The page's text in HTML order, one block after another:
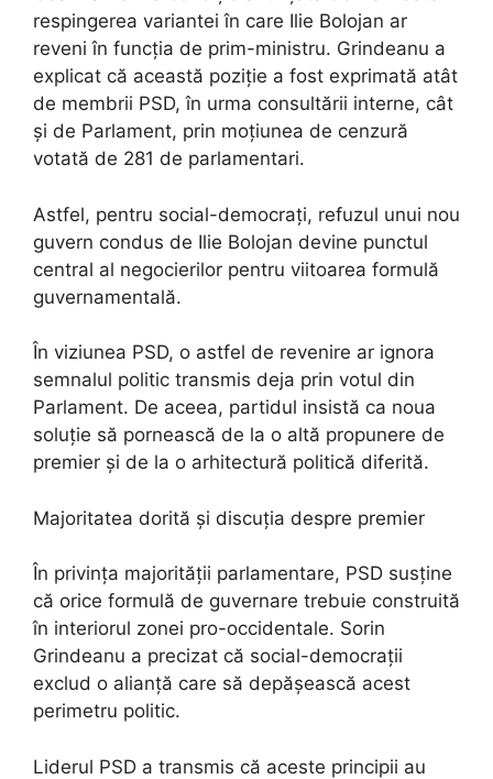
respingerea variantei în care Ilie Bolojan ar
reveni în funcția de prim-ministru. Grindeanu a
explicat că această poziție a fost exprimată atât
de membrii PSD, în urma consultării interne, cât
și de Parlament, prin moțiunea de cenzură
votată de 281 de parlamentari.
Astfel, pentru social-democrați, refuzul unui nou
guvern condus de Ilie Bolojan devine punctul
central al negocierilor pentru viitoarea formulă
guvernamentală.
În viziunea PSD, o astfel de revenire ar ignora
semnalul politic transmis deja prin votul din
Parlament. De aceea, partidul insistă ca noua
soluție să pornească de la o altă propunere de
premier și de la o arhitectură politică diferită.
Majoritatea dorită și discuția despre premier
În privința majorității parlamentare, PSD susține
că orice formulă de guvernare trebuie construită
în interiorul zonei pro-occidentale. Sorin
Grindeanu a precizat că social-democrații
exclud o alianță care să depășească acest
perimetru politic.
Liderul PSD a transmis că aceste principii au